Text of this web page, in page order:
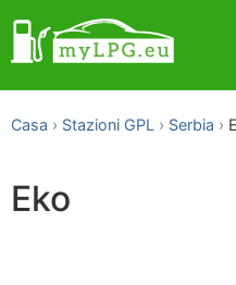
Casa Stazioni GPL Serbia
Eko